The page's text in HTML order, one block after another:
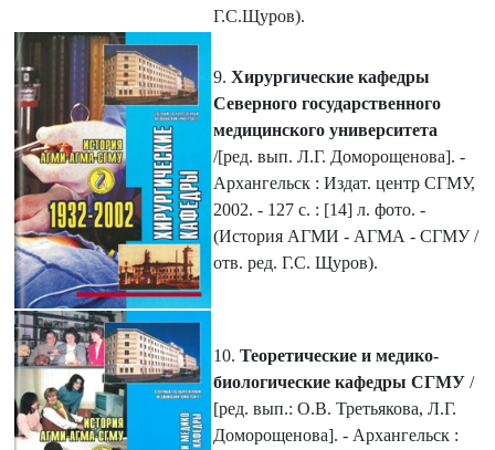
Г.С.Щуров).
9. Хирургические кафедры
Северного государственного
медицинского университета
/[ред. вып. Л.Г. Доморощенова]. -
Архангельск : Издат. центр СГМУ,
2002. - 127 с. : [14] л. фото. -
(История АГМИ - АГМА - СГМУ /
отв. ред. Г.С. Щуров).
10. Теоретические и медико-
биологические кафедры СГМУ /
[ред. вып.: О.В. Третьякова, Л.Г.
Доморощенова]. - Архангельск :